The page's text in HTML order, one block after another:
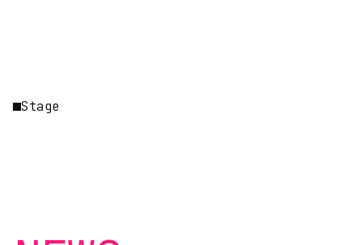
Stage